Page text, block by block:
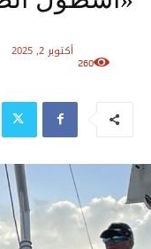
أكتوبر 2, 2025
260